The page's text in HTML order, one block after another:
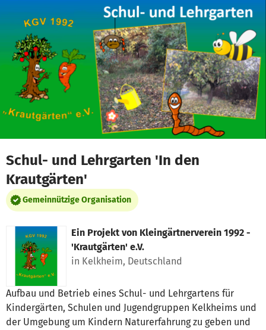
Zum Hauptinhalt springen
Erklärung zur Barrierefreiheit anzeigen
Schul- und Lehrgarten 'In den
Krautgärten'
Gemeinnützige Organisation
Ein Projekt von Kleingärtnerverein 1992 -
'Krautgärten' e.V.
in Kelkheim, Deutschland
Aufbau und Betrieb eines Schul- und Lehrgartens für
Kindergärten, Schulen und Jugendgruppen Kelkheims und
der Umgebung um Kindern Naturerfahrung zu geben und